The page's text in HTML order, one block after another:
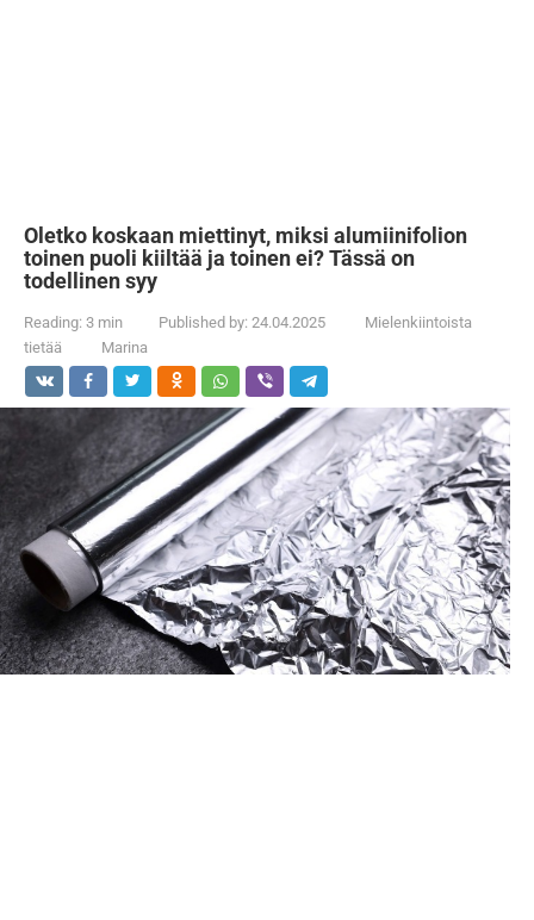
Oletko koskaan miettinyt, miksi alumiinifolion
toinen puoli kiiltää ja toinen ei? Tässä on
todellinen syy
Reading: 3 min Published by: 24.04.2025
Mielenkiintoista
tietää
Marina